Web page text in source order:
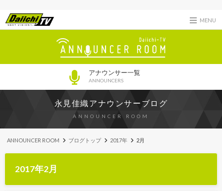
MENU
アナウンサー一覧
ANNOUNCERS
永見佳織アナウンサーブログ
ANNOUNCER ROOM
ANNOUNCER ROOM ブログトップ 2017年 2月
2017年2月